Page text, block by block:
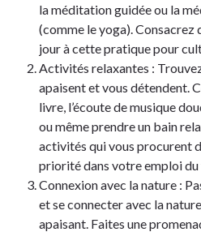
la méditation guidée ou la
(comme le yoga). Consacrez
jour à cette pratique pour
Activités relaxantes :
apaisent et vous détendent.
livre, l’écoute de musique
ou même prendre un bain
activités qui vous procurent
priorité dans votre emploi du
Connexion avec la nature :
et se connecter avec la
apaisant. Faites une